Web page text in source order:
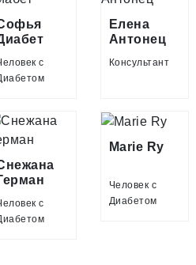
с
Елена
Антонец
Консультант
с
Marie Ry
Человек с
Диабетом